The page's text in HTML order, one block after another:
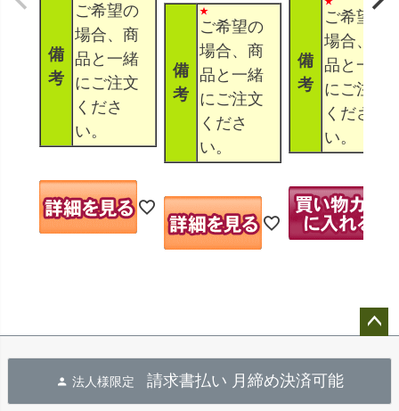
備
考
ご希望の
場合、商
品と一緒
にご注文
くださ
い。
備
考
ご希望の
場合、商
品と一緒
にご注文
くださ
い。
備
考
ご希望の
場合、商
品と一緒
にご注文
くださ
い。
へ
法人様限定 請求書払い 月締め決済可能